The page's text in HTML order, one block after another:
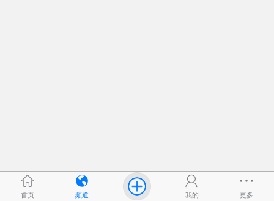
首页 频道 我的 更多